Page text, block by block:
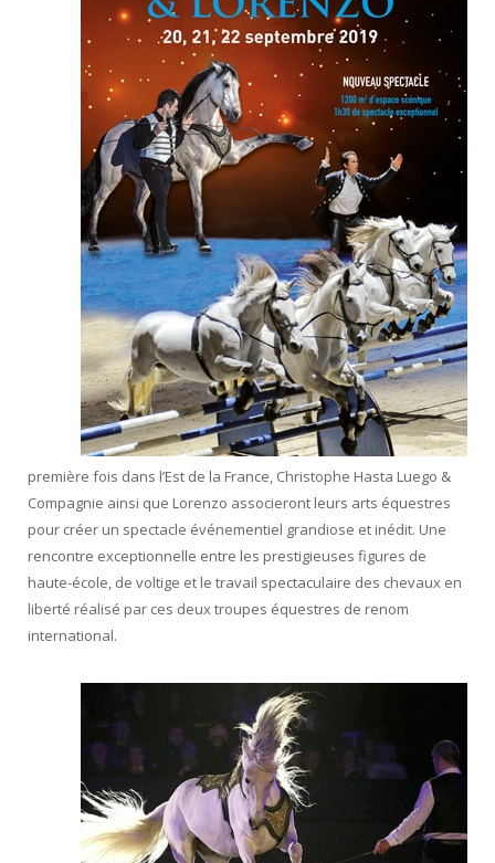
première fois dans l’Est de la France, Christophe Hasta Luego &
Compagnie ainsi que Lorenzo associeront leurs arts équestres
pour créer un spectacle événementiel grandiose et inédit. Une
rencontre exceptionnelle entre les prestigieuses figures de
haute-école, de voltige et le travail spectaculaire des chevaux en
liberté réalisé par ces deux troupes équestres de renom
international.